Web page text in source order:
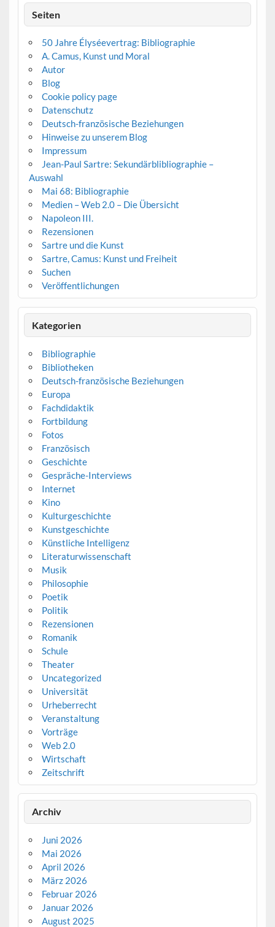
Seiten
50 Jahre Élyséevertrag: Bibliographie
A. Camus, Kunst und Moral
Autor
Blog
Cookie policy page
Datenschutz
Deutsch-französische Beziehungen
Hinweise zu unserem Blog
Impressum
Jean-Paul Sartre: Sekundärblibliographie –
Auswahl
Mai 68: Bibliographie
Medien – Web 2.0 – Die Übersicht
Napoleon III.
Rezensionen
Sartre und die Kunst
Sartre, Camus: Kunst und Freiheit
Suchen
Veröffentlichungen
Kategorien
Bibliographie
Bibliotheken
Deutsch-französische Beziehungen
Europa
Fachdidaktik
Fortbildung
Fotos
Französisch
Geschichte
Gespräche-Interviews
Internet
Kino
Kulturgeschichte
Kunstgeschichte
Künstliche Intelligenz
Literaturwissenschaft
Musik
Philosophie
Poetik
Politik
Rezensionen
Romanik
Schule
Theater
Uncategorized
Universität
Urheberrecht
Veranstaltung
Vorträge
Web 2.0
Wirtschaft
Zeitschrift
Archiv
Juni 2026
Mai 2026
April 2026
März 2026
Februar 2026
Januar 2026
August 2025